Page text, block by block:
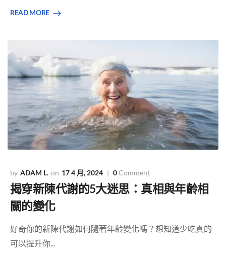
READ MORE
ADAM L. 17 4 月, 2024 0Comment
揭穿新陳代謝的5大迷思：真相與年齡相
關的變化
好奇你的新陳代謝如何隨著年齡變化嗎？想知道少吃真的
可以提升你...